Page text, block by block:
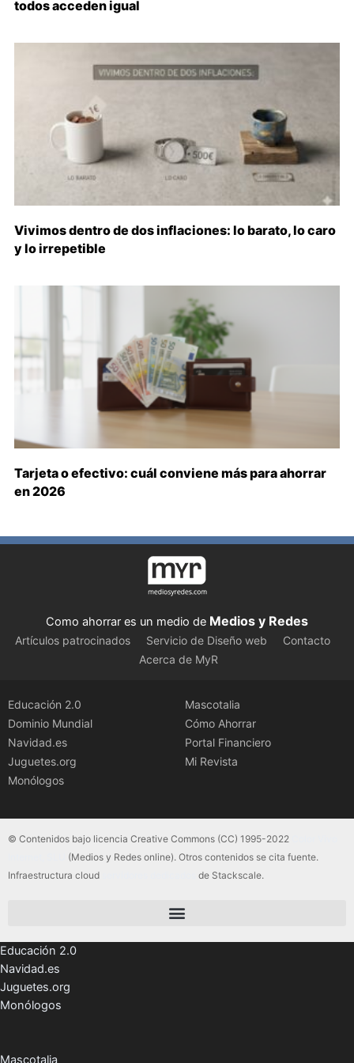
todos acceden igual
Vivimos dentro de dos inflaciones: lo barato, lo caro
y lo irrepetible
Tarjeta o efectivo: cuál conviene más para ahorrar
en 2026
Como ahorrar es un medio de Medios y Redes
Artículos patrocinados Servicio de Diseño web
Contacto
Acerca de MyR
Educación 2.0
Dominio Mundial
Navidad.es
Juguetes.org
Monólogos
Mascotalia
Cómo Ahorrar
Portal Financiero
Mi Revista
© Contenidos bajo licencia Creative Commons (CC) 1995-2022
(Medios y Redes online). Otros contenidos se cita fuente.
Infraestructura cloud
de Stackscale.
Educación 2.0
Navidad.es
Juguetes.org
Monólogos
Mascotalia